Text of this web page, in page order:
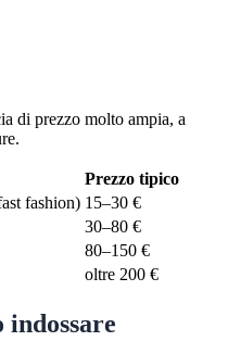
di prezzo molto ampia, a
Prezzo tipico
fashion) 15–30 €
30–80 €
80–150 €
oltre 200 €
indossare